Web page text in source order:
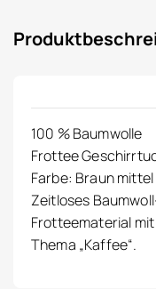
100 % Baumwolle
Frottee
Farbe: Braun mittel
Zeitloses
Frotteematerial
Thema „Kaffee“.